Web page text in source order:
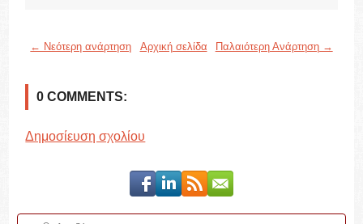
← Νεότερη ανάρτηση Παλαιότερη Ανάρτηση →
Αρχική σελίδα
0 COMMENTS:
Δημοσίευση σχολίου